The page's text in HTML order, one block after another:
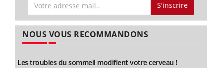
S'inscrire
NOUS VOUS RECOMMANDONS
Les troubles du sommeil modifient votre cerveau !